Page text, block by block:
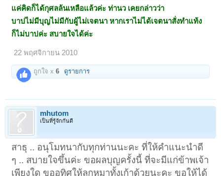
แค่คิดก็ได้กุศลล้นเหลือแล้วค่ะ ท่านว เคยกล่าวว่า
บาปไม่มีบุญไม่มีกับผู้ไม่เจตนา หากเราไม่ได้เจตนาสั่งทำแท้ง
ก็ไม่บาปค่ะ สบายใจได้ค่ะ
22 พฤศจิกายน 2010
ถูกใจ x6 ดูรายการ
mhutom
เป็นที่รู้จักกันดี
สาธุ .. อนุโมทนากับทุกท่านนะคะ ที่ให้คำแนะนำดี
ๆ .. สบายใจขึ้นค่ะ ขอผลบุญครั้งนี้ ที่จะมีแก่ข้าพเจ้า
เพียงใด ขออุทิศให้ลูกหมาทั้งเก้าด้วยนะคะ ขอให้ได้